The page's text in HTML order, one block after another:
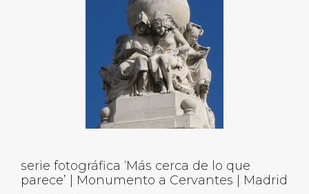
serie fotográfica ‘Más cerca de lo que
parece’ | Monumento a Cervantes | Madrid